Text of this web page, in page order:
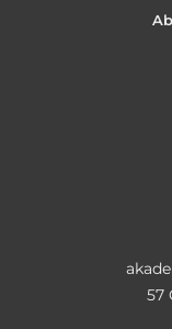
57